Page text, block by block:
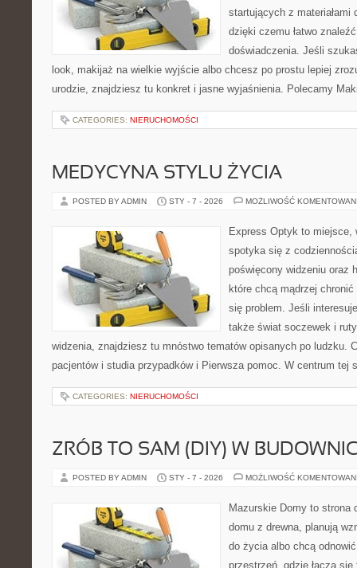
startujących z materiałami
dzięki czemu łatwo
doświadczenia. Jeśli
look, makijaż na wielkie wyjście albo chcesz po prostu lepiej
urodzie, znajdziesz tu konkret i jasne wyjaśnienia. Polecamy
CATEGORIES: NIERUCHOMOŚCI
MEDYCYNA STYLU ŻYCIA
POSTED BY ADMIN STY - 7 - 2026 MOŻLIWOŚĆ
Express Optyk to miejsce,
spotyka się z
poświęcony widzeniu oraz
które chcą mądrzej
się problem. Jeśli
także świat soczewek i
widzenia, znajdziesz tu mnóstwo tematów opisanych po ludzku.
pacjentów i studia przypadków i Pierwsza pomoc. W centrum tej
CATEGORIES: NIERUCHOMOŚCI
ZRÓB TO SAM (DIY) W
POSTED BY ADMIN STY - 7 - 2026 MOŻLIWOŚĆ
Mazurskie Domy to strona
domu z drewna, planują
do życia albo chcą
przestrzeń, gdzie łączą